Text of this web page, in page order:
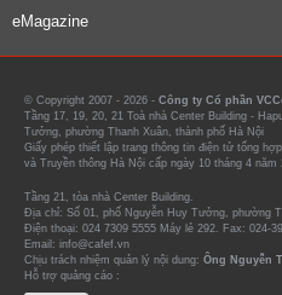
eMagazine
© Copyright 2007 - 2026 - Công ty Cổ phần
Tầng 17, 19, 20, 21 Toà nhà Center Building -
Tưởng, phường Thanh Xuân, thành phố Hà Nội
Giấy phép thiết lập trang thông tin điện tử tổng
và Truyền thông Hà Nội cấp ngày 10 tháng 4 năm
Tầng 21, tòa nhà Center Building.
Địa chỉ: Số 01, phố Nguyễn Huy Tưởng, phường
Điện thoại: 024 7309 5555 Máy lẻ 292. Fax: 024-
Email: info@cafef.vn
Chịu trách nhiệm quản lý nội dung: Ông Nguyễn
Hỗ trợ quảng cáo :